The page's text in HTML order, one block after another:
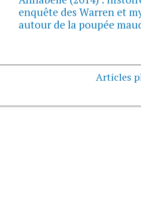
enquête des Warren et
autour de la poupée
Articles